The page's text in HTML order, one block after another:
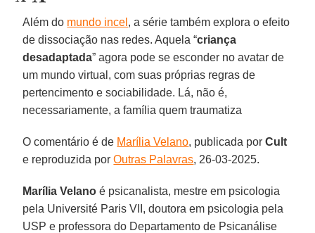
Além do mundo incel , a série também explora o efeito
de dissociação nas redes. Aquela “criança
desadaptada” agora pode se esconder no avatar de
um mundo virtual, com suas próprias regras de
pertencimento e sociabilidade. Lá, não é,
necessariamente, a família quem traumatiza
O comentário é de Marília Velano, publicada porCult
e reproduzida porOutras Palavras, 26-03-2025.
Marília Velano é psicanalista, mestre em psicologia
pela Université Paris VII, doutora em psicologia pela
USP e professora do Departamento de Psicanálise